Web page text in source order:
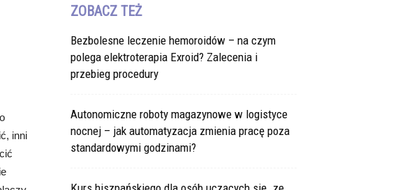
inni
ZOBACZ TEŻ
Bezbolesne leczenie hemoroidów – na czym
polega elektroterapia Exroid? Zalecenia i
przebieg procedury
Autonomiczne roboty magazynowe w logistyce
nocnej – jak automatyzacja zmienia pracę poza
standardowymi godzinami?